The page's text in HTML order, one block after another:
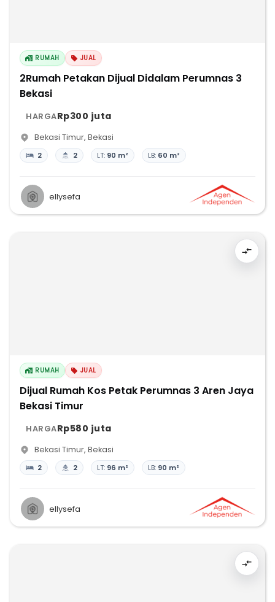
RUMAH JUAL
2Rumah Petakan Dijual Didalam Perumnas 3
Bekasi
HARGARp300 juta
Bekasi Timur, Bekasi
2 2 LT: 90 m² LB: 60 m²
ellysefa
RUMAH JUAL
Dijual Rumah Kos Petak Perumnas 3 Aren Jaya
Bekasi Timur
HARGARp580 juta
Bekasi Timur, Bekasi
2 2 LT: 96 m² LB: 90 m²
ellysefa